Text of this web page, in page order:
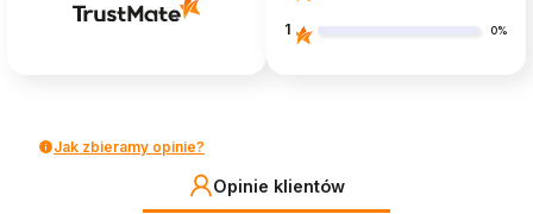
1 0%
Jak zbieramy opinie?
Opinie klientów